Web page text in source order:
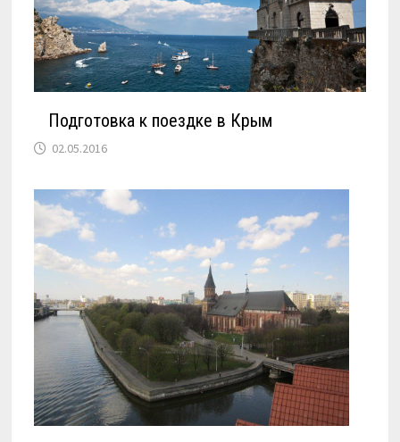
Подготовка к поездке в Крым
02.05.2016